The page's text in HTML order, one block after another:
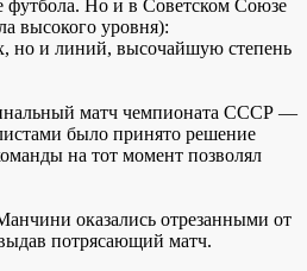
футбола. Но и в Советском Союзе
высокого уровня):
но и линий, высочайшую степень
матч чемпионата СССР —
было принято решение
на тот момент позволял
оказались отрезанными от
потрясающий матч.